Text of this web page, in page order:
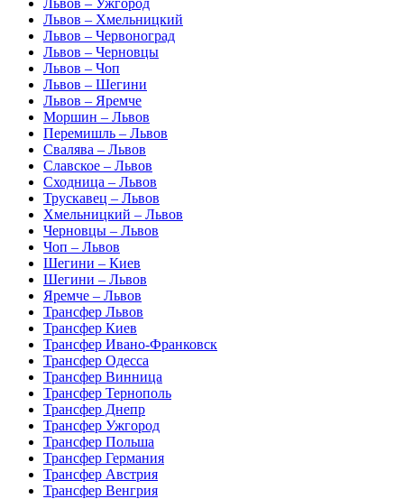
Львов – Хмельницкий
Львов – Червоноград
Львов – Черновцы
Львов – Чоп
Львов – Шегини
Львов – Яремче
Моршин – Львов
Перемишль – Львов
Свалява – Львов
Славское – Львов
Сходница – Львов
Трускавец – Львов
Хмельницкий – Львов
Черновцы – Львов
Чоп – Львов
Шегини – Киев
Шегини – Львов
Яремче – Львов
Трансфер Львов
Трансфер Киев
Трансфер Ивано-Франковск
Трансфер Одесса
Трансфер Винница
Трансфер Тернополь
Трансфер Днепр
Трансфер Ужгород
Трансфер Польша
Трансфер Германия
Трансфер Австрия
Трансфер Венгрия